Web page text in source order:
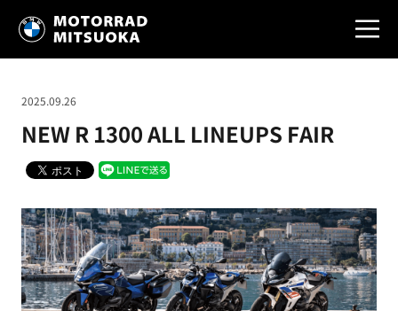
NEW R 1300 ALL LINEUPS FAIR
2025.09.26